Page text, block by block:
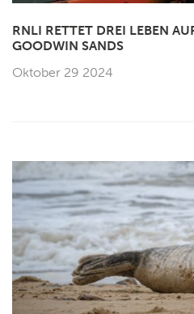
RNLI RETTET DREI LEBEN
GOODWIN SANDS
Oktober 29 2024